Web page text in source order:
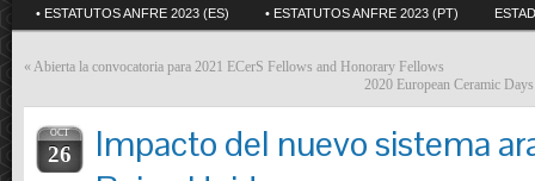
• ESTATUTOS ANFRE 2023 (ES) • ESTATUTOS ANFRE 2023 (PT)
« Abierta la convocatoria para 2021 ECerS Fellows and Honorary Fellows
2020 European Ceramic
OCT
26
Impacto del nuevo sistema